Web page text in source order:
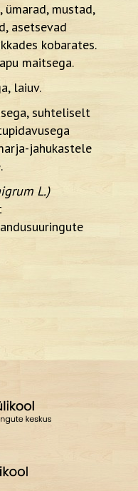
ümarad, mustad,
asetsevad
kobarates.
maitsega.
laiuv.
suhteliselt
jahukastele
L.)